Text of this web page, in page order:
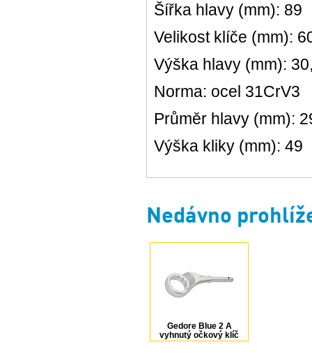
Šířka hlavy (mm): 89
Velikost klíče (mm):
Výška hlavy (mm):
Norma: ocel 31CrV3
Průměr hlavy (mm):
Výška kliky (mm): 49
Nedávno
Gedore Blue 2 A
vyhnutý očkový klíč
60 mm 6034730